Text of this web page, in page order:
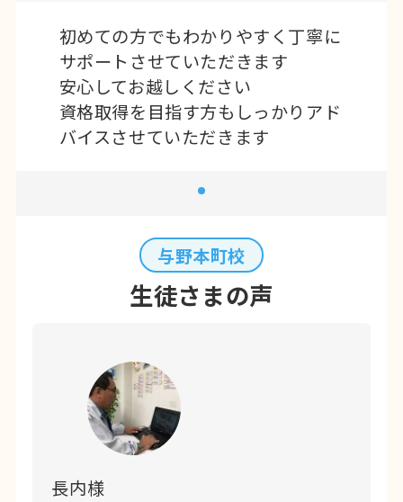
初めての方でもわかりやすく丁寧に
サポートさせていただきます
安心してお越しください
資格取得を目指す方もしっかりアド
バイスさせていただきます
与野本町校
生徒さまの声
長内様